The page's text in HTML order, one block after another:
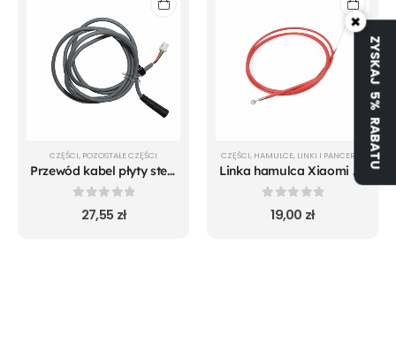
CZĘŚCI, POZOSTAŁE CZĘŚCI
Przewód kabel płyty sterowania wyświetlacza Xiaomi m365 Pro 2 1S Essential
out of 5
27,55 zł
CZĘŚCI, HAMULCE, LINKI I PANCERZE
Linka hamulca Xiaomi m365 i Mi 1S czerwona
out of 5
19,00 zł
×
ZYSKAJ 5% RABATU